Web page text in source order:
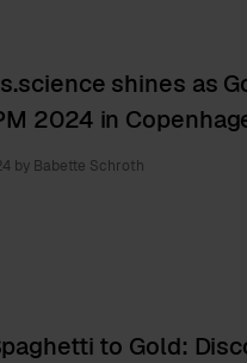
shines as
2024 in
by Babette Schroth
to Gold: